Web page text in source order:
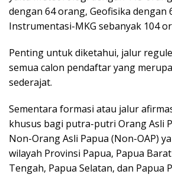
dengan 64 orang, Geofisika dengan
Instrumentasi-MKG sebanyak 104
Penting untuk diketahui, jalur
semua calon pendaftar yang
sederajat.
Sementara formasi atau jalur
khusus bagi putra-putri Orang Asli
Non-Orang Asli Papua (Non-OAP)
wilayah Provinsi Papua, Papua
Tengah, Papua Selatan, dan Papua